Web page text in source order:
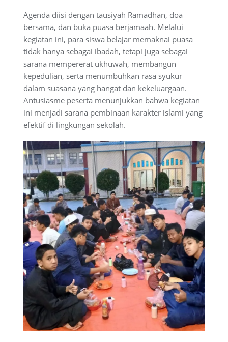
Agenda diisi dengan tausiyah Ramadhan, doa
bersama, dan buka puasa berjamaah. Melalui
kegiatan ini, para siswa belajar memaknai puasa
tidak hanya sebagai ibadah, tetapi juga sebagai
sarana mempererat ukhuwah, membangun
kepedulian, serta menumbuhkan rasa syukur
dalam suasana yang hangat dan kekeluargaan.
Antusiasme peserta menunjukkan bahwa kegiatan
ini menjadi sarana pembinaan karakter islami yang
efektif di lingkungan sekolah.